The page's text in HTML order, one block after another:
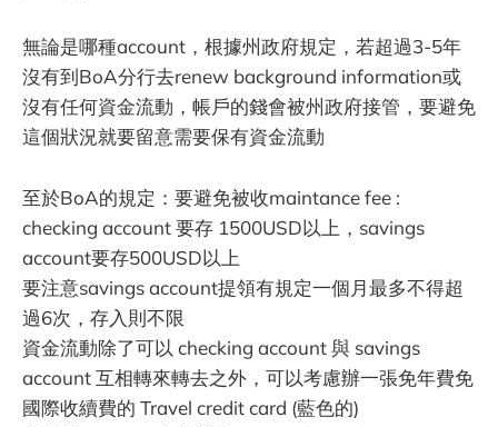
無論是哪種account，根據州政府規定，若超過3-5年
沒有到BoA分行去renew background information或
沒有任何資金流動，帳戶的錢會被州政府接管，要避免
這個狀況就要留意需要保有資金流動
至於BoA的規定：要避免被收maintance fee :
checking account 要存 1500USD以上，savings
account要存500USD以上
要注意savings account提領有規定一個月最多不得超
過6次，存入則不限
資金流動除了可以 checking account 與 savings
account 互相轉來轉去之外，可以考慮辦一張免年費免
國際收續費的 Travel credit card (藍色的)